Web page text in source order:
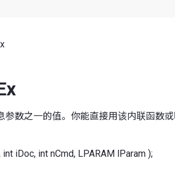
参数之一的值。你能直接用该内联函数
iDoc, int nCmd, LPARAM lParam );